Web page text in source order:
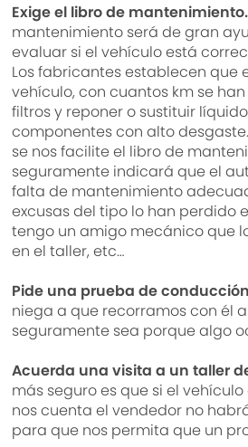
Exige el libro de mantenimiento.
mantenimiento será de gran
evaluar si el vehículo está
Los fabricantes establecen que
vehículo, con cuantos km se
filtros y reponer o sustituir
componentes con alto
se nos facilite el libro de
seguramente indicará que el
falta de mantenimiento
excusas del tipo lo han perdido
tengo un amigo mecánico que
en el taller, etc…
Pide una prueba de
niega a que recorramos con él
seguramente sea porque algo
Acuerda una visita a un taller
más seguro es que si el
nos cuenta el vendedor no
para que nos permita que un